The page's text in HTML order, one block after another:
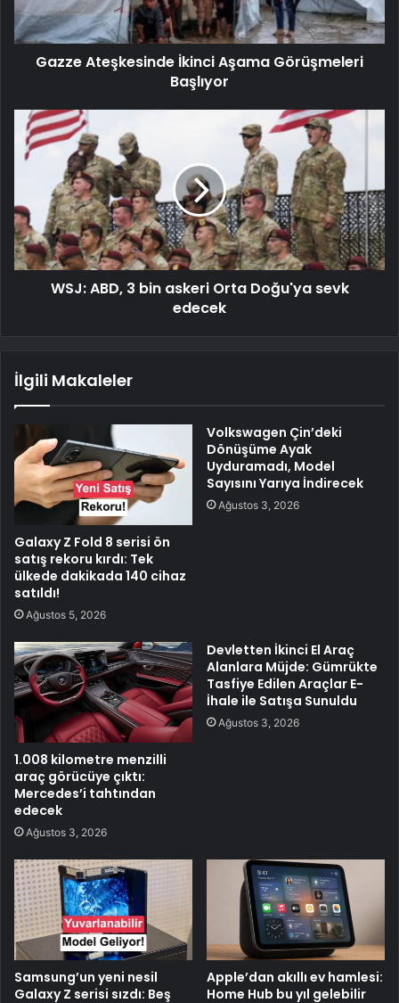
Gazze Ateşkesinde İkinci Aşama Görüşmeleri
Başlıyor
WSJ: ABD, 3 bin askeri Orta Doğu'ya sevk
edecek
İlgili Makaleler
Galaxy Z Fold 8 serisi ön
satış rekoru kırdı: Tek
ülkede dakikada 140 cihaz
satıldı!
Ağustos 5, 2026
Volkswagen Çin’deki
Dönüşüme Ayak
Uyduramadı, Model
Sayısını Yarıya İndirecek
Ağustos 3, 2026
1.008 kilometre menzilli
araç görücüye çıktı:
Mercedes’i tahtından
edecek
Ağustos 3, 2026
Devletten İkinci El Araç
Alanlara Müjde: Gümrükte
Tasfiye Edilen Araçlar E-
İhale ile Satışa Sunuldu
Ağustos 3, 2026
Samsung’un yeni nesil
Galaxy Z serisi sızdı: Beş
Apple’dan akıllı ev hamlesi:
Home Hub bu yıl gelebilir